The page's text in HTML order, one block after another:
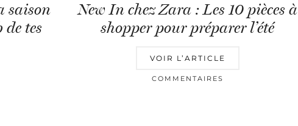
saison
de tes
New In chez Zara : Les 10 pièces à
shopper pour préparer l’été
VOIR L’ARTICLE
COMMENTAIRES